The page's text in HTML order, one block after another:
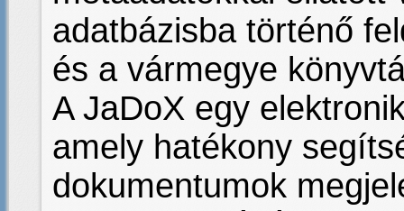
adatbázisba történő
és a vármegye
A JaDoX egy
amely hatékony
dokumentumok